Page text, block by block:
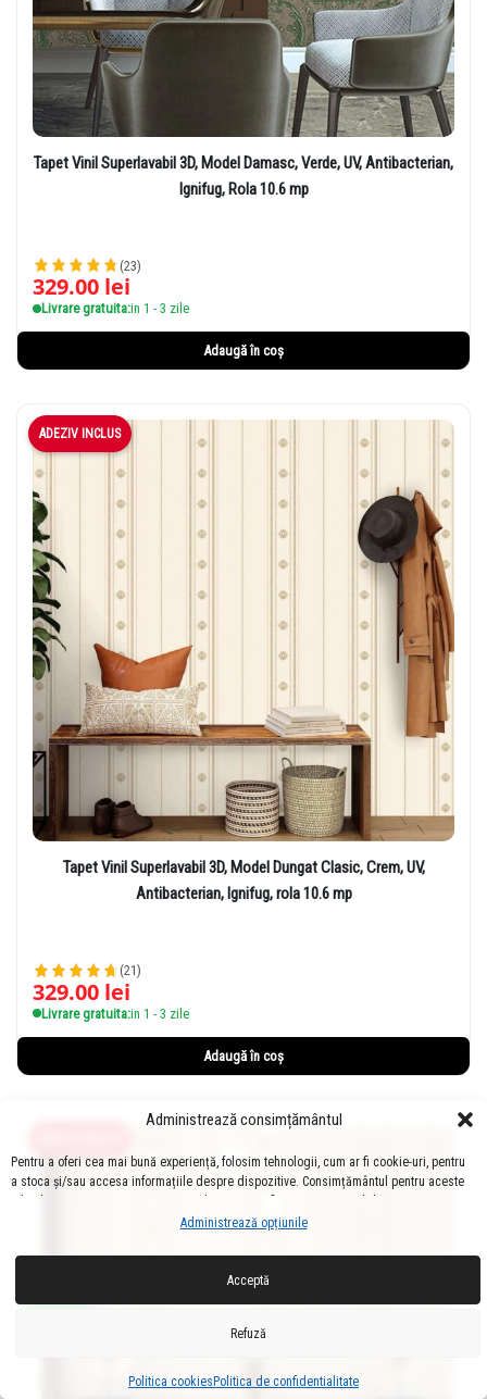
Administrează consimțământul
Pentru a oferi cea mai bună experiență, folosim tehnologii, cum ar fi cookie-uri, pentru
a stoca și/sau accesa informațiile despre dispozitive. Consimțământul pentru aceste
ID-uri unice pe acest site. Dacă nu îți dai consimțământul sau îți retragi
funcții.
Administrează opțiunile
Acceptă
Refuză
Politica cookies Politica de confidentialitate
Tapet Vinil Superlavabil 3D, Model Damasc, Verde, UV, Antibacterian,
Ignifug, Rola 10.6 mp
(23)
329.00 lei
Livrare gratuita:in 1 - 3 zile
Adaugă în coș
ADEZIV INCLUS
Tapet Vinil Superlavabil 3D, Model Dungat Clasic, Crem, UV,
Antibacterian, Ignifug, rola 10.6 mp
(21)
329.00 lei
Livrare gratuita:in 1 - 3 zile
Adaugă în coș